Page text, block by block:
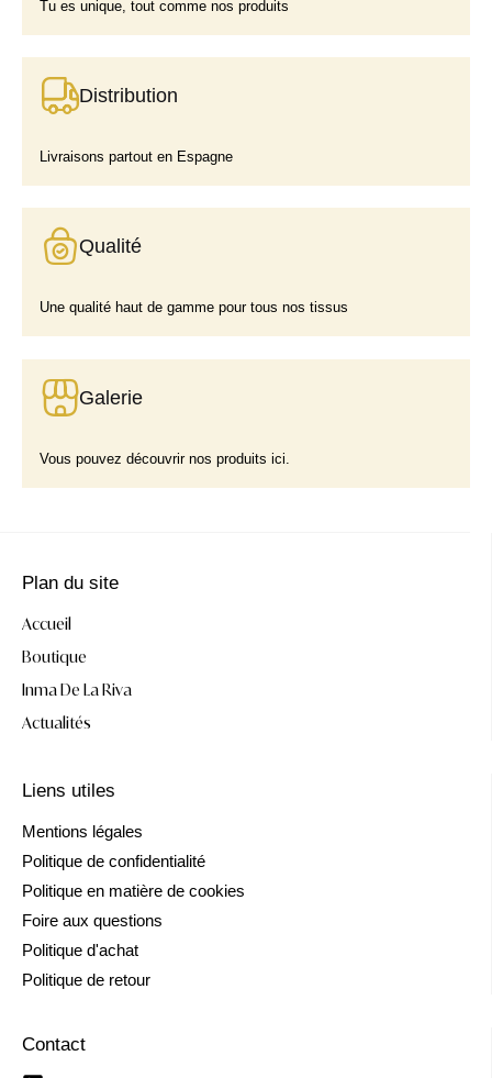
Tu es unique, tout comme nos produits
Distribution
Livraisons partout en Espagne
Qualité
Une qualité haut de gamme pour tous nos tissus
Galerie
Vous pouvez découvrir nos produits ici.
Plan du site
Accueil
Boutique
Inma De La Riva
Actualités
Liens utiles
Mentions légales
Politique de confidentialité
Politique en matière de cookies
Foire aux questions
Politique d'achat
Politique de retour
Contact